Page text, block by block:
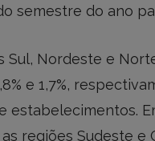
semestre do ano
Sul, Nordeste e
e 1,7%,
estabelecimentos.
regiões Sudeste e